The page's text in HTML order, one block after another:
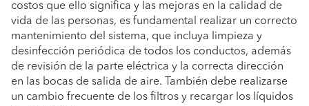
costos que ello significa y las mejoras en la calidad de
vida de las personas, es fundamental realizar un correcto
mantenimiento del sistema, que incluya limpieza y
desinfección periódica de todos los conductos, además
de revisión de la parte eléctrica y la correcta dirección
en las bocas de salida de aire. También debe realizarse
un cambio frecuente de los filtros y recargar los líquidos